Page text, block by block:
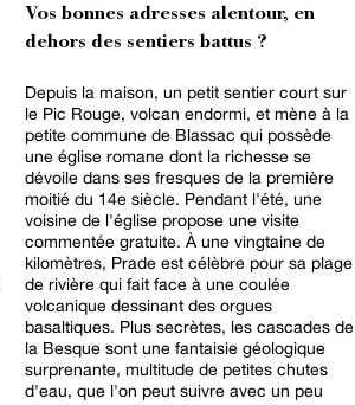
Vos bonnes adresses alentour, en
dehors des sentiers battus ?
Depuis la maison, un petit sentier court sur
le Pic Rouge, volcan endormi, et mène à la
petite commune de Blassac qui possède
une église romane dont la richesse se
dévoile dans ses fresques de la première
moitié du 14e siècle. Pendant l'été, une
voisine de l'église propose une visite
commentée gratuite. À une vingtaine de
kilomètres, Prade est célèbre pour sa plage
de rivière qui fait face à une coulée
volcanique dessinant des orgues
basaltiques. Plus secrètes, les cascades de
la Besque sont une fantaisie géologique
surprenante, multitude de petites chutes
d'eau, que l'on peut suivre avec un peu